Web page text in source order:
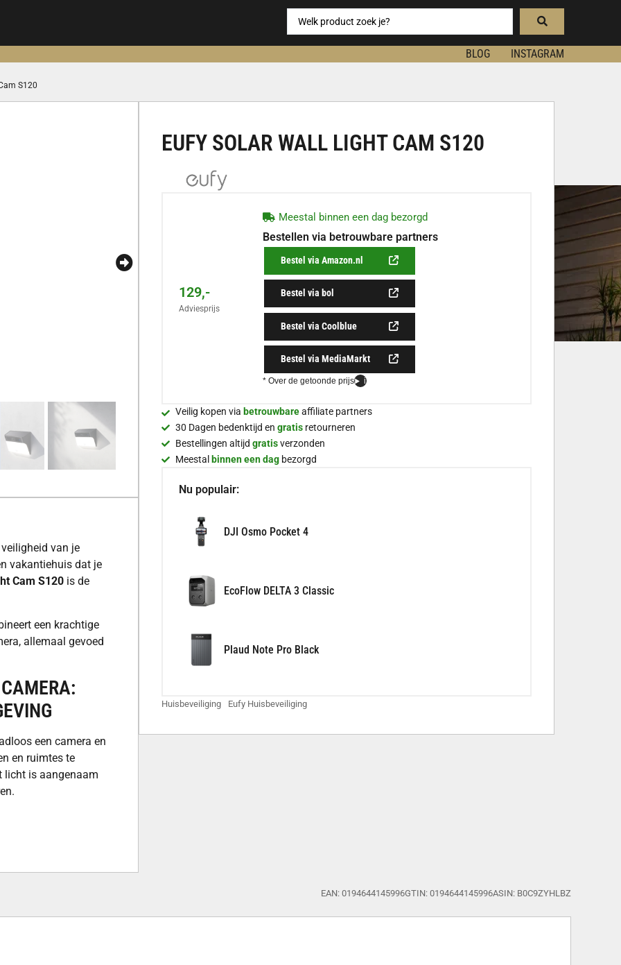
BLOG INSTAGRAM
S120
van je
vakantiehuis dat je
Cam S120 is de
een krachtige
allemaal gevoed
een camera en
en ruimtes te
licht is aangenaam
zonnepaneel
modus. Dit
EUFY SOLAR WALL LIGHT CAM S120
129,-
Adviesprijs
Meestal binnen een dag bezorgd
Bestellen via betrouwbare partners
Bestel via Amazon.nl
Bestel via bol
Bestel via Coolblue
Bestel via MediaMarkt
* Over de getoonde prijs i
Veilig kopen via betrouwbareaffiliate partners
30 Dagen bedenktijd en gratis retourneren
Bestellingen altijd gratisverzonden
Meestal binnen een dag bezorgd
Nu populair:
DJI Osmo Pocket 4
EcoFlow DELTA 3 Classic
Plaud Note Pro Black
Huisbeveiliging Eufy Huisbeveiliging
EAN: 0194644145996GTIN: 0194644145996ASIN: B0C9ZYHLBZ